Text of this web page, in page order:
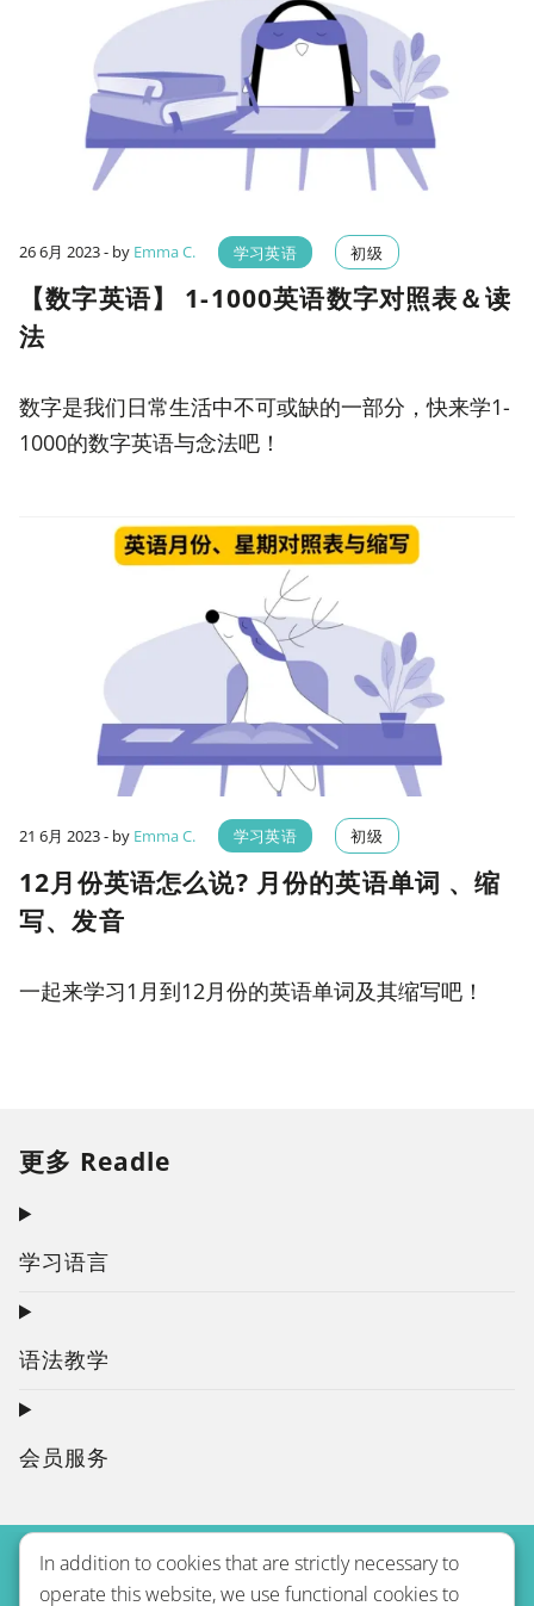
26 6月 2023- by Emma C. 学习英语 初级
【数字英语】 1-1000英语数字对照表＆读
法
数字是我们日常生活中不可或缺的一部分，快来学1-
1000的数字英语与念法吧！
21 6月 2023- by Emma C. 学习英语 初级
12月份英语怎么说? 月份的英语单词 、缩
写、发音
一起来学习1月到12月份的英语单词及其缩写吧！
更多 Readle
学习语言
语法教学
会员服务
In addition to cookies that are strictly necessary to
operate this website, we use functional cookies to